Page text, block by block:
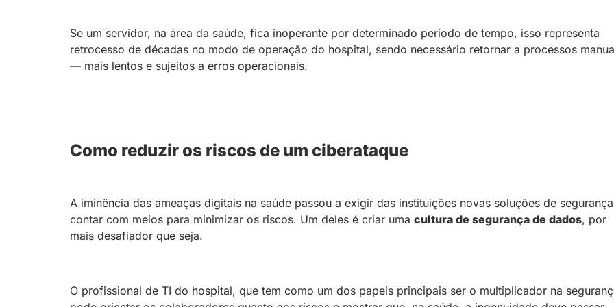
Se um servidor, na área da saúde, fica inoperante por determinado período de tempo, isso representa
retrocesso de décadas no modo de operação do hospital, sendo necessário retornar a processos
— mais lentos e sujeitos a erros operacionais.
Como reduzir os riscos de um ciberataque
A iminência das ameaças digitais na saúde passou a exigir das instituições novas soluções de
contar com meios para minimizar os riscos. Um deles é criar uma cultura de segurança de dados, por
mais desafiador que seja.
O profissional de TI do hospital, que tem como um dos papeis principais ser o multiplicador na